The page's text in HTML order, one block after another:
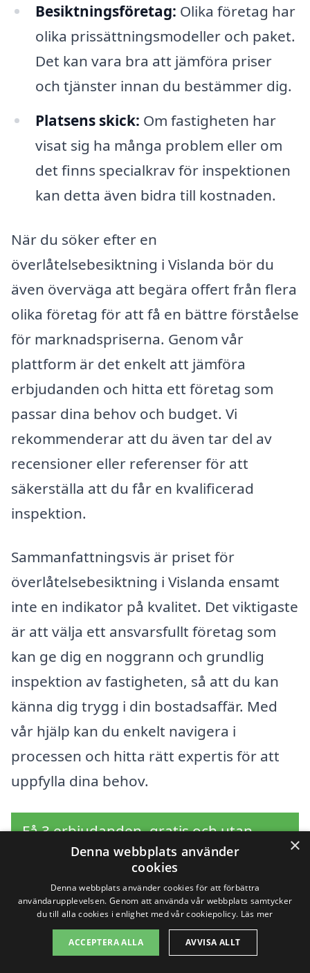
Besiktningsföretag: Olika företag har
olika prissättningsmodeller och paket.
Det kan vara bra att jämföra priser
och tjänster innan du bestämmer dig.
Platsens skick: Om fastigheten har
visat sig ha många problem eller om
det finns specialkrav för inspektionen
kan detta även bidra till kostnaden.
När du söker efter en
överlåtelsebesiktning i Vislanda bör du
även överväga att begära offert från flera
olika företag för att få en bättre förståelse
för marknadspriserna. Genom vår
plattform är det enkelt att jämföra
erbjudanden och hitta ett företag som
passar dina behov och budget. Vi
rekommenderar att du även tar del av
recensioner eller referenser för att
säkerställa att du får en kvalificerad
inspektion.
Sammanfattningsvis är priset för
överlåtelsebesiktning i Vislanda ensamt
inte en indikator på kvalitet. Det viktigaste
är att välja ett ansvarsfullt företag som
kan ge dig en noggrann och grundlig
inspektion av fastigheten, så att du kan
känna dig trygg i din bostadsaffär. Med
vår hjälp kan du enkelt navigera i
processen och hitta rätt expertis för att
uppfylla dina behov.
Få 3 erbjudanden, gratis och utan
förpliktelser
Sök efter en
professionell för
×
Denna webbplats använder
cookies
Denna webbplats använder cookies för att förbättra
användarupplevelsen. Genom att använda vår webbplats samtycker
du till alla cookies i enlighet med vår cookiepolicy. Läs mer
ACCEPTERA ALLA AVVISA ALLT